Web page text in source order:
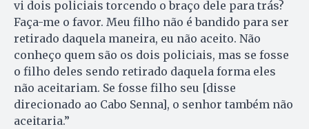
vi dois policiais torcendo o braço dele para trás?
Faça-me o favor. Meu filho não é bandido para ser
retirado daquela maneira, eu não aceito. Não
conheço quem são os dois policiais, mas se fosse
o filho deles sendo retirado daquela forma eles
não aceitariam. Se fosse filho seu [disse
direcionado ao Cabo Senna], o senhor também não
aceitaria.”